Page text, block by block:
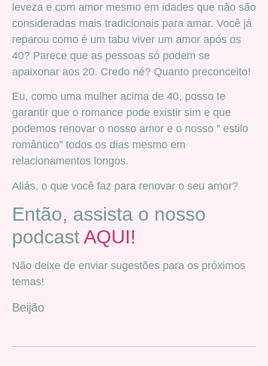
leveza e com amor mesmo em idades que não são
consideradas mais tradicionais para amar. Você já
reparou como é um tabu viver um amor após os
40? Parece que as pessoas só podem se
apaixonar aos 20. Credo né? Quanto preconceito!
Eu, como uma mulher acima de 40, posso te
garantir que o romance pode existir sim e que
podemos renovar o nosso amor e o nosso ” estilo
romântico” todos os dias mesmo em
relacionamentos longos.
Aliás, o que você faz para renovar o seu amor?
Então, assista o nosso
podcastAQUI!
Não deixe de enviar sugestões para os próximos
temas!
Beijão